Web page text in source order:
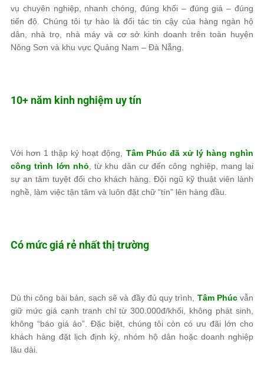
vụ chuyên nghiệp, nhanh chóng, đúng khối – đúng giá – đúng
tiến độ. Chúng tôi tự hào là đối tác tin cậy của hàng ngàn hộ
dân, nhà trọ, nhà máy và cơ sở kinh doanh trên toàn huyện
Nông Sơn và khu vực Quảng Nam – Đà Nẵng.
10+ năm kinh nghiệm uy tín
Với hơn 1 thập kỷ hoạt động, Tâm Phúcđã xử lý hàng nghìn
công trình lớn nhỏ , từ khu dân cư đến công nghiệp, mang lại
sự an tâm tuyệt đối cho khách hàng. Đội ngũ kỹ thuật viên lành
nghề, làm việc tận tâm và luôn đặt chữ “tín” lên hàng đầu.
Có mức giá rẻ nhất thị trường
Dù thi công bài bản, sạch sẽ và đầy đủ quy trình, Tâm Phúcvẫn
giữ mức giá cạnh tranh chỉ từ 300.000đ/khối, không phát sinh,
không “báo giá ảo”. Đặc biệt, chúng tôi còn có ưu đãi lớn cho
khách hàng đặt lịch định kỳ, nhóm hộ dân hoặc doanh nghiệp
lâu dài.